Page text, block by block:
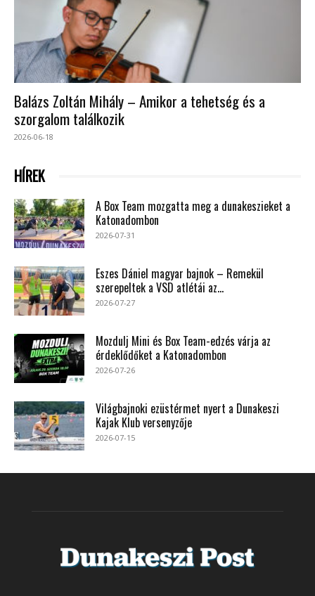
Balázs Zoltán Mihály – Amikor a tehetség és a
szorgalom találkozik
2026-06-18
HÍREK
A Box Team mozgatta meg a dunakeszieket a
Katonadombon
2026-07-31
Eszes Dániel magyar bajnok – Remekül
szerepeltek a VSD atlétái az...
2026-07-27
Mozdulj Mini és Box Team-edzés várja az
érdeklődőket a Katonadombon
2026-07-26
Világbajnoki ezüstérmet nyert a Dunakeszi
Kajak Klub versenyzője
2026-07-15